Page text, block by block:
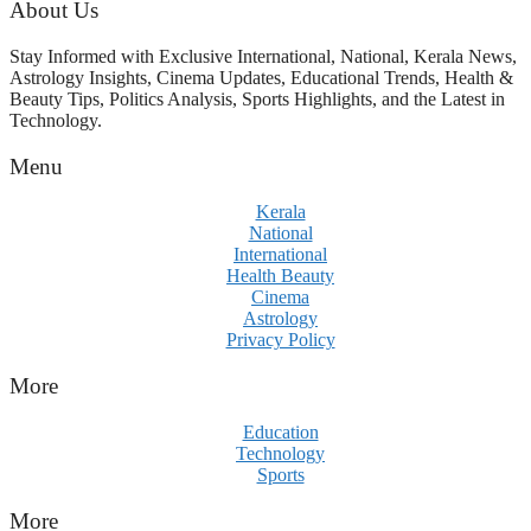
About Us
Stay Informed with Exclusive International, National, Kerala News,
Astrology Insights, Cinema Updates, Educational Trends, Health &
Beauty Tips, Politics Analysis, Sports Highlights, and the Latest in
Technology.
Menu
Kerala
National
International
Health Beauty
Cinema
Astrology
Privacy Policy
More
Education
Technology
Sports
More